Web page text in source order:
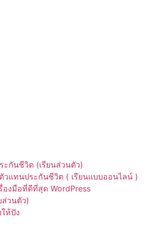
กันชีวิต (เรียนส่วนตัว)
แทนประกันชีวิต ( เรียนแบบออนไลน์ )
องมือที่ดีที่สุด WordPress
วนตัว)
ห้ปัง